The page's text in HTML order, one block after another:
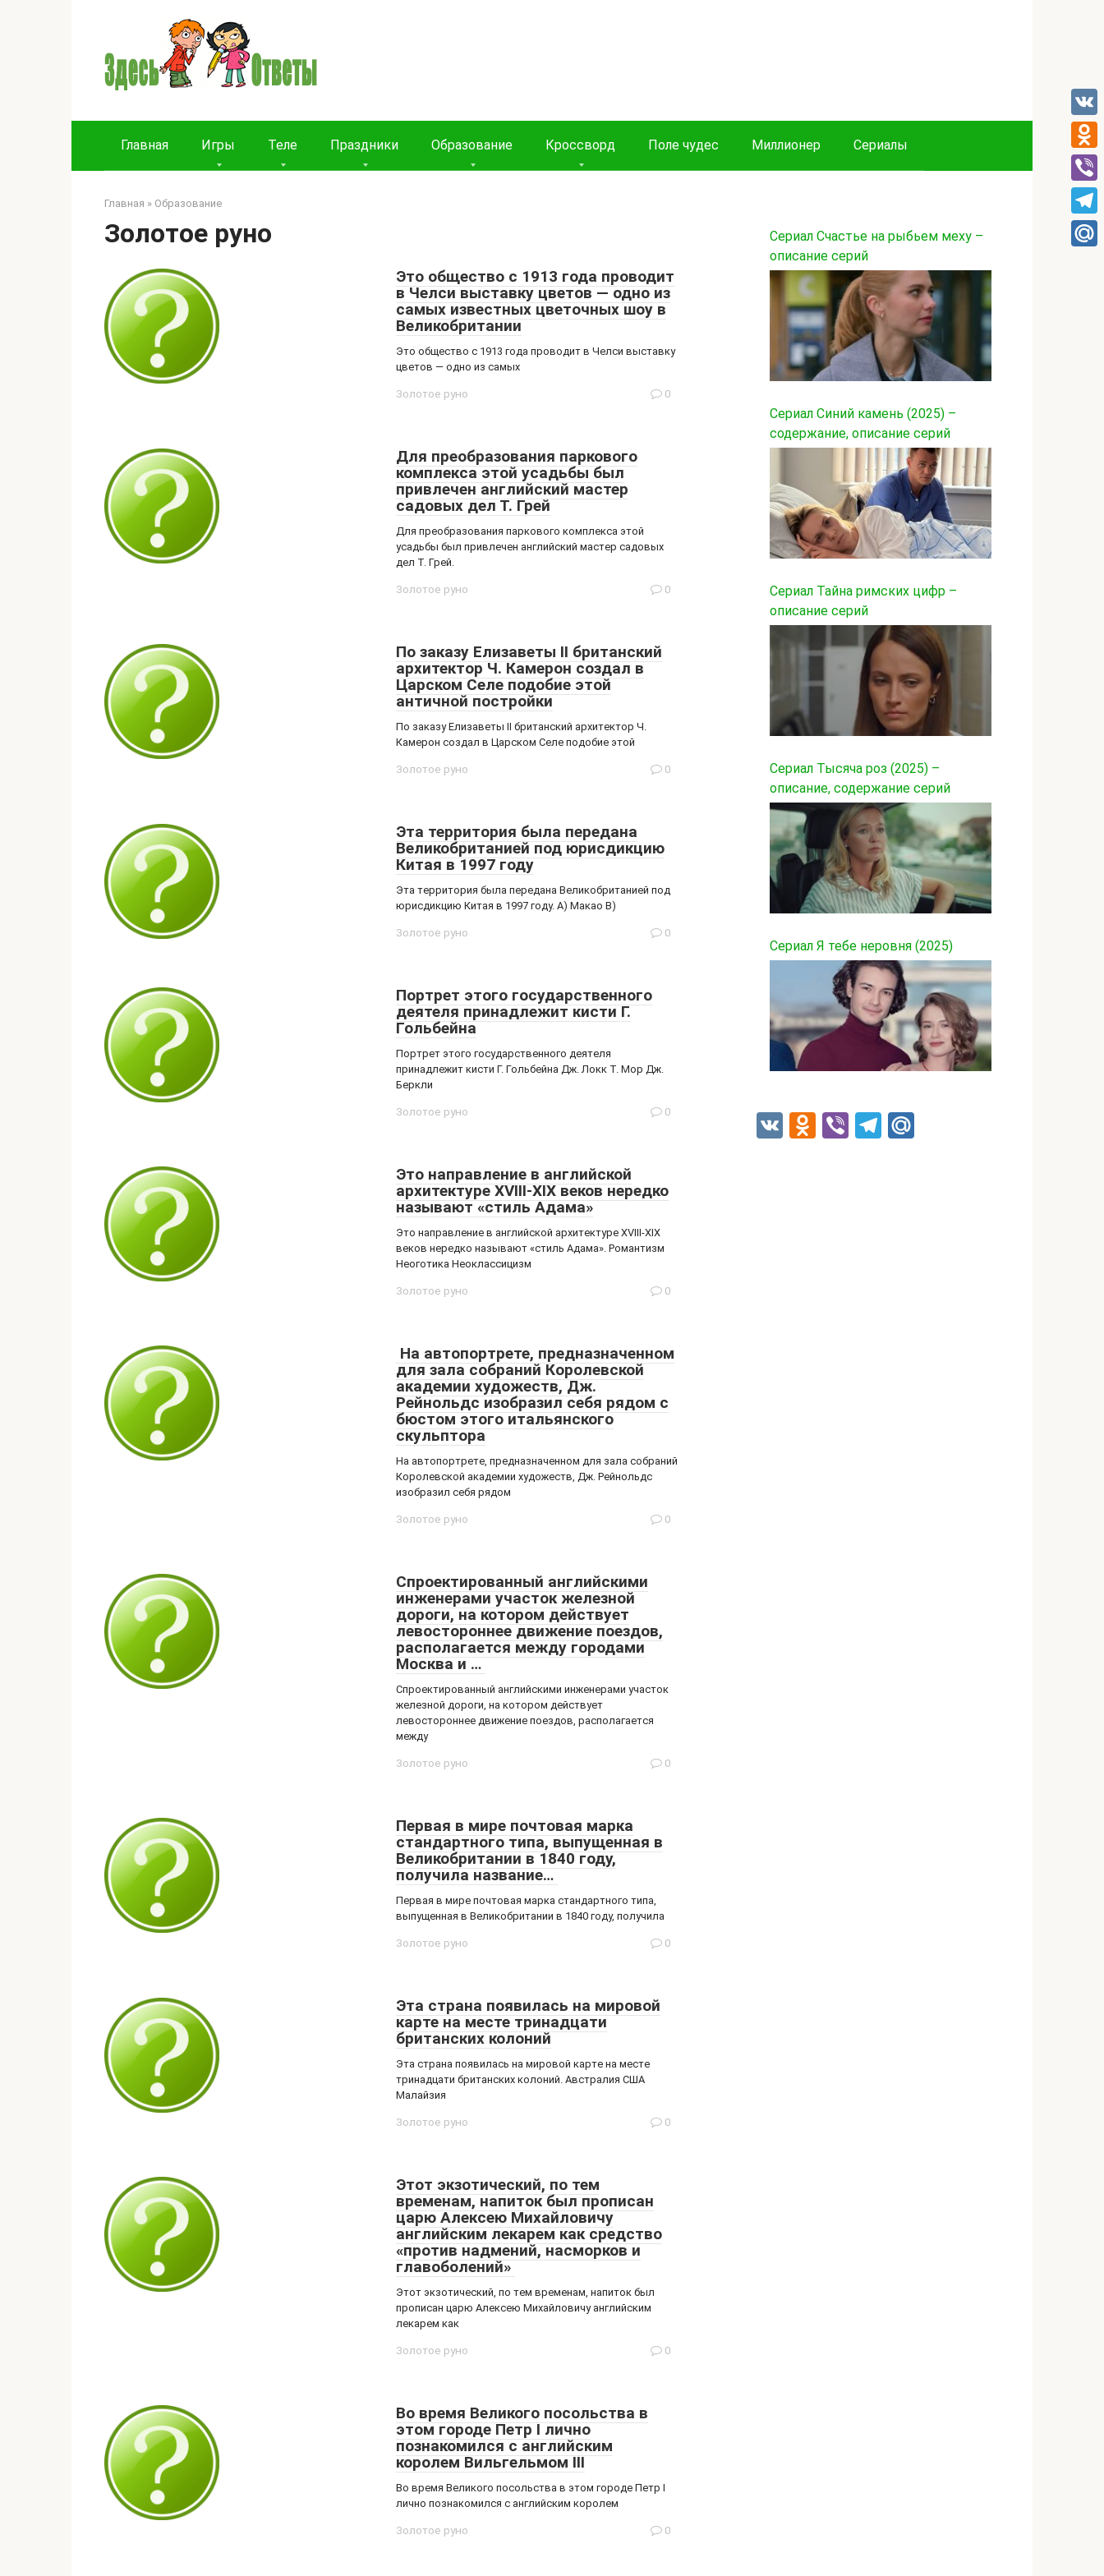
Главная Игры Теле Праздники Образование Кроссворд Поле чудес Миллионер Сериалы
Главная » Образование
Золотое руно
Это общество с 1913 года проводит
в Челси выставку цветов — одно из
самых известных цветочных шоу в
Великобритании
Это общество с 1913 года проводит в Челси выставку
цветов — одно из самых
Золотое руно 0
Для преобразования паркового
комплекса этой усадьбы был
привлечен английский мастер
садовых дел Т. Грей
Для преобразования паркового комплекса этой
усадьбы был привлечен английский мастер садовых
дел Т. Грей.
Золотое руно 0
По заказу Елизаветы II британский
архитектор Ч. Камерон создал в
Царском Селе подобие этой
античной постройки
По заказу Елизаветы II британский архитектор Ч.
Камерон создал в Царском Селе подобие этой
Золотое руно 0
Эта территория была передана
Великобританией под юрисдикцию
Китая в 1997 году
Эта территория была передана Великобританией под
юрисдикцию Китая в 1997 году. А) Макао B)
Золотое руно 0
Портрет этого государственного
деятеля принадлежит кисти Г.
Гольбейна
Портрет этого государственного деятеля
принадлежит кисти Г. Гольбейна Дж. Локк Т. Мор Дж.
Беркли
Золотое руно 0
Это направление в английской
архитектуре XVIII-XIX веков нередко
называют «стиль Адама»
Это направление в английской архитектуре XVIII-XIX
веков нередко называют «стиль Адама». Романтизм
Неоготика Неоклассицизм
Золотое руно 0
На автопортрете, предназначенном
для зала собраний Королевской
академии художеств, Дж.
Рейнольдс изобразил себя рядом с
бюстом этого итальянского
скульптора
На автопортрете, предназначенном для зала собраний
Королевской академии художеств, Дж. Рейнольдс
изобразил себя рядом
Золотое руно 0
Спроектированный английскими
инженерами участок железной
дороги, на котором действует
левостороннее движение поездов,
располагается между городами
Москва и …
Спроектированный английскими инженерами участок
железной дороги, на котором действует
левостороннее движение поездов, располагается
между
Золотое руно 0
Первая в мире почтовая марка
стандартного типа, выпущенная в
Великобритании в 1840 году,
получила название…
Первая в мире почтовая марка стандартного типа,
выпущенная в Великобритании в 1840 году, получила
Золотое руно 0
Эта страна появилась на мировой
карте на месте тринадцати
британских колоний
Эта страна появилась на мировой карте на месте
тринадцати британских колоний. Австралия США
Малайзия
Золотое руно 0
Этот экзотический, по тем
временам, напиток был прописан
царю Алексею Михайловичу
английским лекарем как средство
«против надмений, насморков и
главоболений»
Этот экзотический, по тем временам, напиток был
прописан царю Алексею Михайловичу английским
лекарем как
Золотое руно 0
Во время Великого посольства в
этом городе Петр I лично
познакомился с английским
королем Вильгельмом III
Во время Великого посольства в этом городе Петр I
лично познакомился с английским королем
Золотое руно 0
Сериал Счастье на рыбьем меху –
описание серий
Сериал Синий камень (2025) –
содержание, описание серий
Сериал Тайна римских цифр –
описание серий
Сериал Тысяча роз (2025) –
описание, содержание серий
Сериал Я тебе неровня (2025)
VK Odnoklassniki
ViberTelegram
VK
Viber